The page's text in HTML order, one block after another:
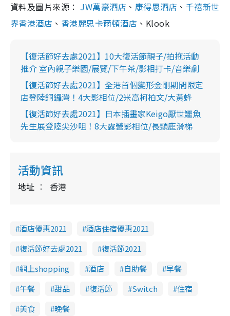
資料及圖片來源： JW萬豪酒店 、 康得思酒店 、 千禧新世
界香港酒店 、 香港麗思卡爾頓酒店 、Klook
【復活節好去處2021】10大復活節親子/拍拖活動
推介 室內親子樂園/展覽/下午茶/影相打卡/音樂劇
【復活節好去處2021】全港首個變形金剛期間限定
店登陸銅鑼灣！4大影相位/2米高柯柏文/大黃蜂
【復活節好去處2021】日本插畫家Keigo厭世鱷魚
先生展登陸尖沙咀！8大露營影相位/長頸鹿滑梯
活動資訊
地址 香港
酒店優惠2021
酒店住宿優惠2021
復活節好去處2021
復活節2021
網上shopping
酒店 自助餐
早餐
午餐
甜品 復活節 Switch
住宿
美食
晚餐